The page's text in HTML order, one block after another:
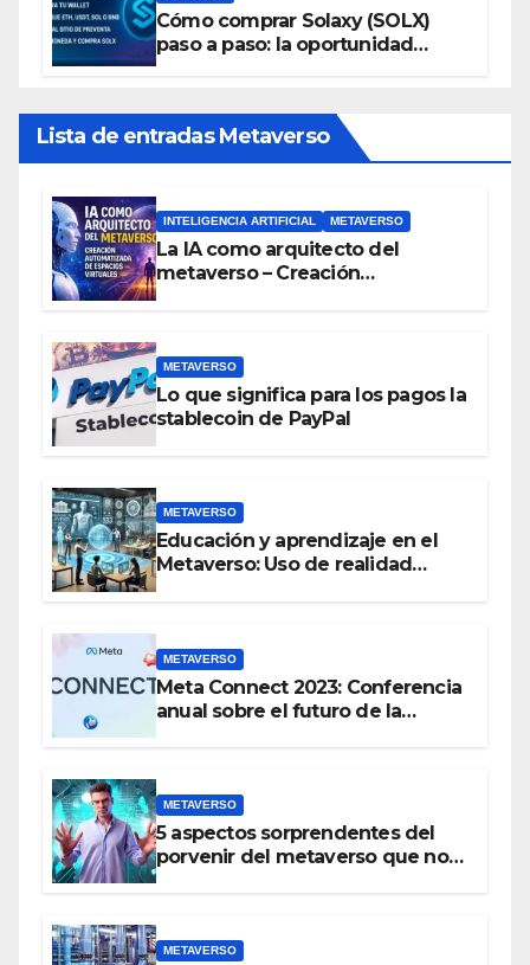
Cómo comprar Solaxy (SOLX)
paso a paso: la oportunidad
Lista de entradas Metaverso
INTELIGENCIA ARTIFICIAL METAVERSO
La IA como arquitecto del
metaverso – Creación
METAVERSO
Lo que significa para los pagos la
stablecoin de PayPal
METAVERSO
Educación y aprendizaje en el
Metaverso: Uso de realidad
METAVERSO
Meta Connect 2023: Conferencia
anual sobre el futuro de la
METAVERSO
5 aspectos sorprendentes del
porvenir del metaverso que no
METAVERSO